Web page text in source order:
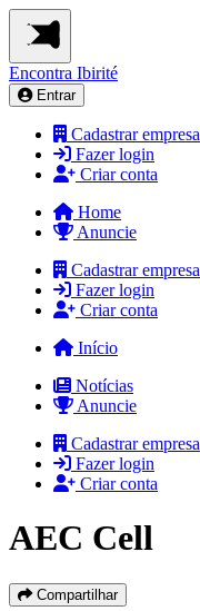
Encontra Ibirité
Entrar
Cadastrar empresa
Fazer login
Criar conta
Home
Anuncie
Cadastrar empresa
Fazer login
Criar conta
Início
Notícias
Anuncie
Cadastrar empresa
Fazer login
Criar conta
AEC Cell
Compartilhar